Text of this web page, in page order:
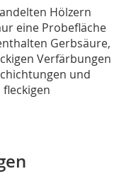
Hölzern
eine Probefläche
Gerbsäure,
Verfärbungen
und